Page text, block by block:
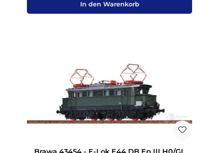
In den Warenkorb